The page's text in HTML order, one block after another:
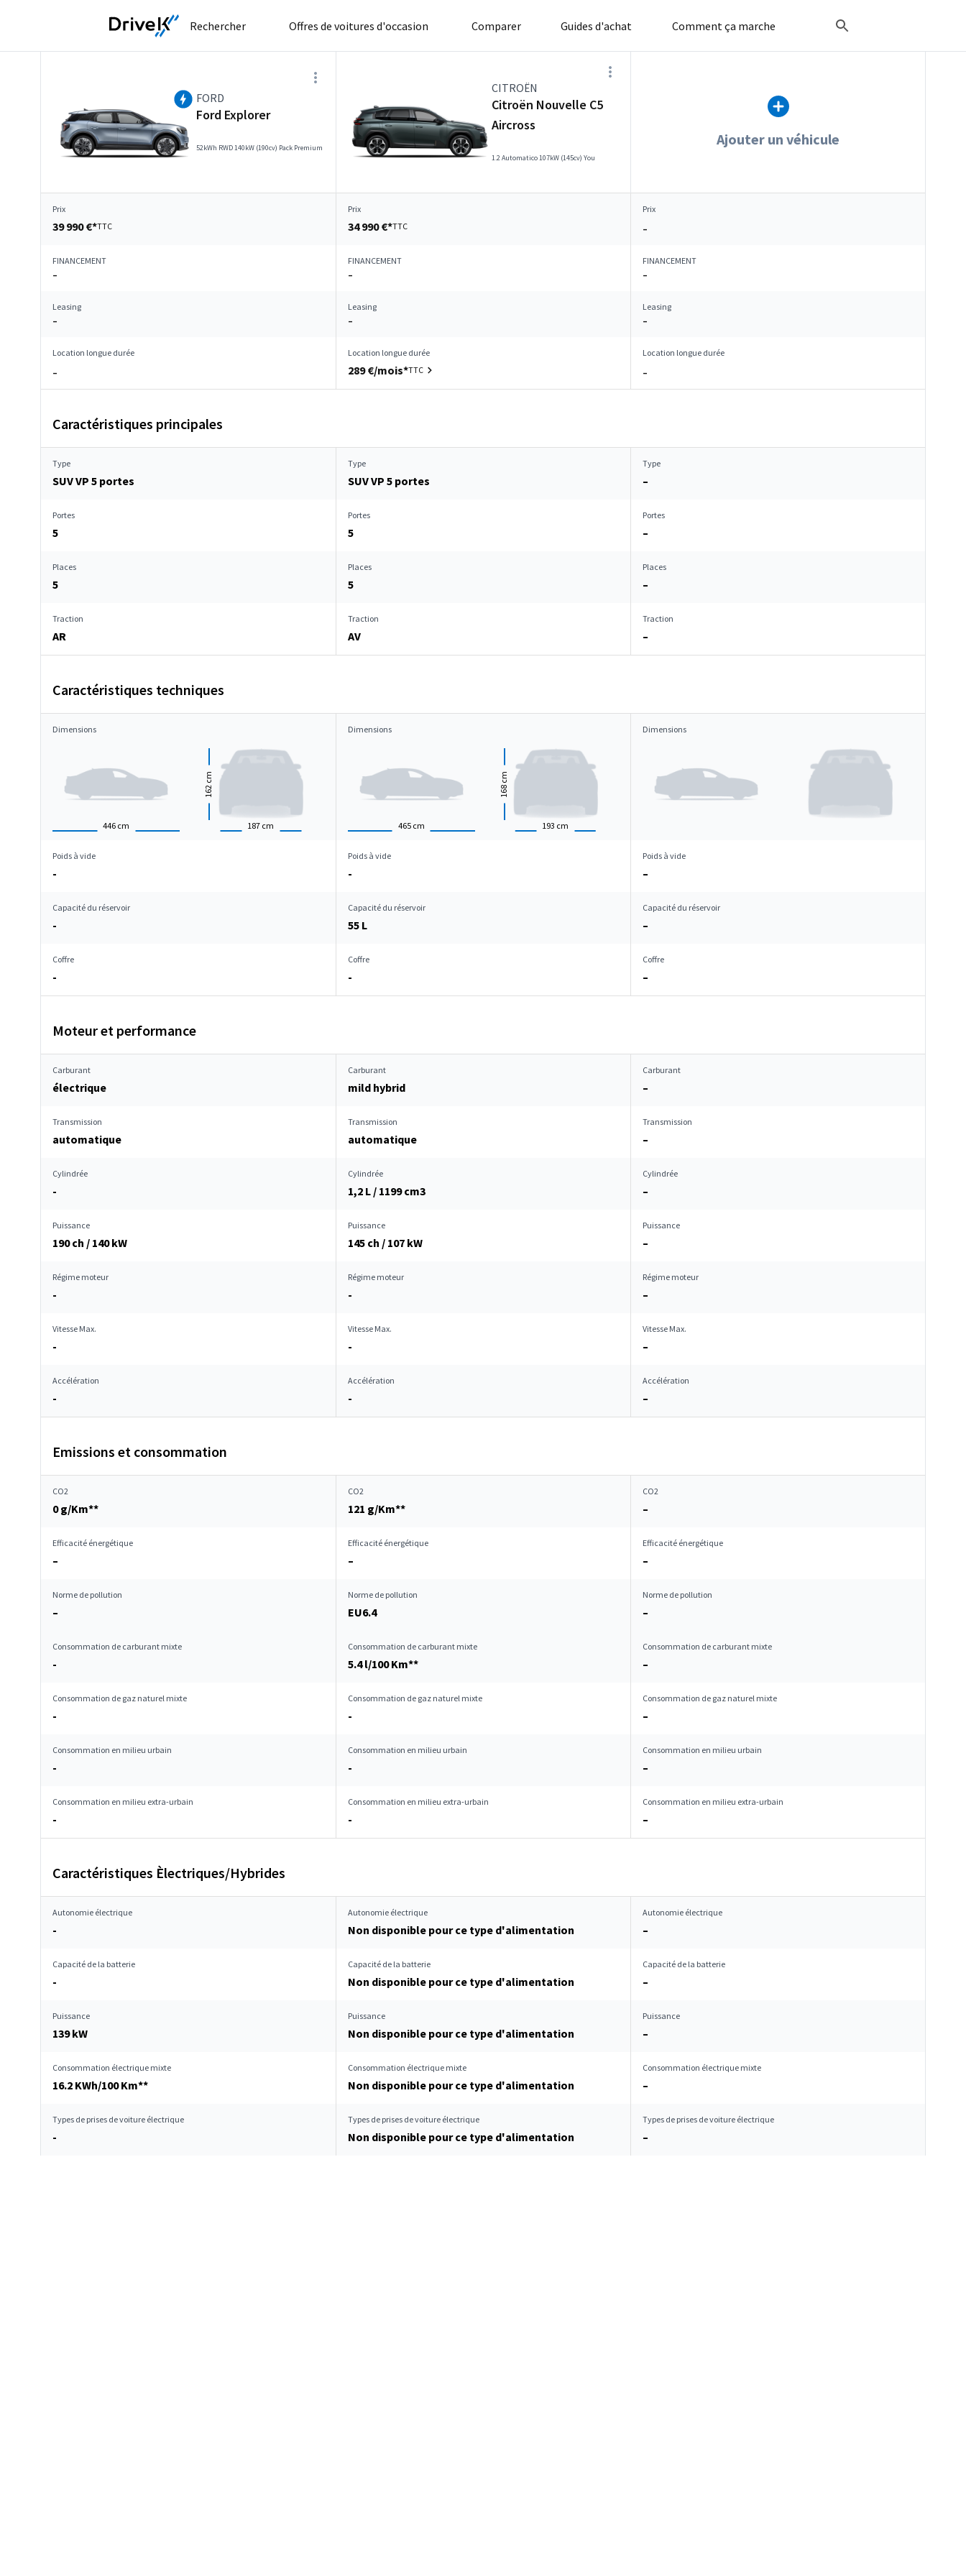
Rechercher Offres de voitures d'occasion Comparer Guides d'achat Comment ça marche
FORD
Ford Explorer
52kWh RWD 140kW (190cv) Pack Premium
CITROËN
Citroën Nouvelle C5
Aircross
1.2 Automatico 107kW (145cv) You
Ajouter un véhicule
Prix
39 990 €*TTC
Prix
34 990 €*TTC
Prix
–
FINANCEMENT
–
FINANCEMENT
–
FINANCEMENT
–
Leasing
–
Leasing
–
Leasing
–
Location longue durée
–
Location longue durée
289 €/mois*TTC
Location longue durée
–
Caractéristiques principales
Type
SUV VP 5 portes
Type
SUV VP 5 portes
Type
–
Portes
5
Portes
5
Portes
–
Places
5
Places
5
Places
–
Traction
AR
Traction
AV
Traction
–
Caractéristiques techniques
Dimensions
446 cm 187 cm
162
cm
Dimensions
465 cm 193 cm
168
cm
Dimensions
Poids à vide
-
Poids à vide
-
Poids à vide
–
Capacité du réservoir
-
Capacité du réservoir
55 L
Capacité du réservoir
–
Coffre
-
Coffre
-
Coffre
–
Moteur et performance
Carburant
électrique
Carburant
mild hybrid
Carburant
–
Transmission
automatique
Transmission
automatique
Transmission
–
Cylindrée
-
Cylindrée
1,2 L / 1199 cm3
Cylindrée
–
Puissance
190 ch / 140 kW
Puissance
145 ch / 107 kW
Puissance
–
Régime moteur
-
Régime moteur
-
Régime moteur
–
Vitesse Max.
-
Vitesse Max.
-
Vitesse Max.
–
Accélération
-
Accélération
-
Accélération
–
Emissions et consommation
CO2
0 g/Km**
CO2
121 g/Km**
CO2
–
Efficacité énergétique
–
Efficacité énergétique
–
Efficacité énergétique
–
Norme de pollution
–
Norme de pollution
EU6.4
Norme de pollution
–
Consommation de carburant mixte
-
Consommation de carburant mixte
5.4 l/100 Km**
Consommation de carburant mixte
–
Consommation de gaz naturel mixte
-
Consommation de gaz naturel mixte
-
Consommation de gaz naturel mixte
–
Consommation en milieu urbain
-
Consommation en milieu urbain
-
Consommation en milieu urbain
–
Consommation en milieu extra-urbain
-
Consommation en milieu extra-urbain
-
Consommation en milieu extra-urbain
–
Caractéristiques Èlectriques/Hybrides
Autonomie électrique
-
Autonomie électrique
Non disponible pour ce type d'alimentation
Autonomie électrique
–
Capacité de la batterie
-
Capacité de la batterie
Non disponible pour ce type d'alimentation
Capacité de la batterie
–
Puissance
139 kW
Puissance
Non disponible pour ce type d'alimentation
Puissance
–
Consommation électrique mixte
16.2 KWh/100 Km**
Consommation électrique mixte
Non disponible pour ce type d'alimentation
Consommation électrique mixte
–
Types de prises de voiture électrique
-
Types de prises de voiture électrique
Non disponible pour ce type d'alimentation
Types de prises de voiture électrique
–